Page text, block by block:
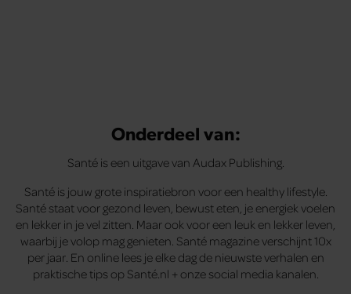
Onderdeel van:
Santé is een uitgave van Audax Publishing.
Santé is jouw grote inspiratiebron voor een healthy lifestyle.
Santé staat voor gezond leven, bewust eten, je energiek voelen
en lekker in je vel zitten. Maar ook voor een leuk en lekker leven,
waarbij je volop mag genieten. Santé magazine verschijnt 10x
per jaar. En online lees je elke dag de nieuwste verhalen en
praktische tips op Santé.nl + onze social media kanalen.